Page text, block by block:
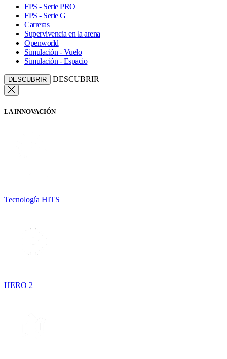
FPS - Serie PRO
FPS - Serie G
Carreras
Supervivencia en la arena
Openworld
Simulación - Vuelo
Simulación - Espacio
DESCUBRIR DESCUBRIR
LA INNOVACIÓN
Tecnología HITS
HERO 2